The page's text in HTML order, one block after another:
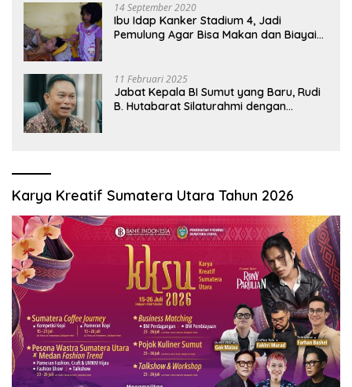
14 September 2020
Ibu Idap Kanker Stadium 4, Jadi
Pemulung Agar Bisa Makan dan Biayai
11 Februari 2025
Jabat Kepala BI Sumut yang Baru, Rudi
B. Hutabarat Silaturahmi dengan
Karya Kreatif Sumatera Utara Tahun 2026